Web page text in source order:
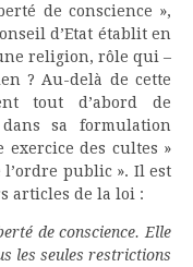
de conscience »,
d’Etat établit en
religion, rôle qui –
? Au-delà de cette
tout d’abord de
sa formulation
des cultes »
l’ordre public ». Il est
articles de la loi :
de conscience. Elle
les seules restrictions